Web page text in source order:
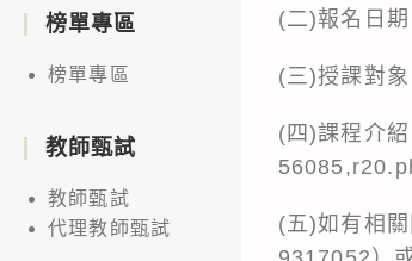
(二)報名日
(三)授課對
(四)課程介
(五)如有相
榜單專區
榜單專區
教師甄試
教師甄試
代理教師甄試